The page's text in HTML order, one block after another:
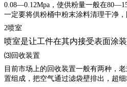
0.08—0.12Mpa，使供粉量一般在
一定要将供粉桶中粉末涂料清理干净
2喷室
喷室是让工件在其内接受表面涂
⑶回收装置
目前市场上的回收装置一般有两种，
置组成，把空气通过滤袋壁排出，超